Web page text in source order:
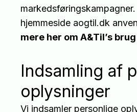
hjemmeside aogtil.dk
mere her om A&Til’s
Indsamling af
oplysninger
Vi indsamler personlige